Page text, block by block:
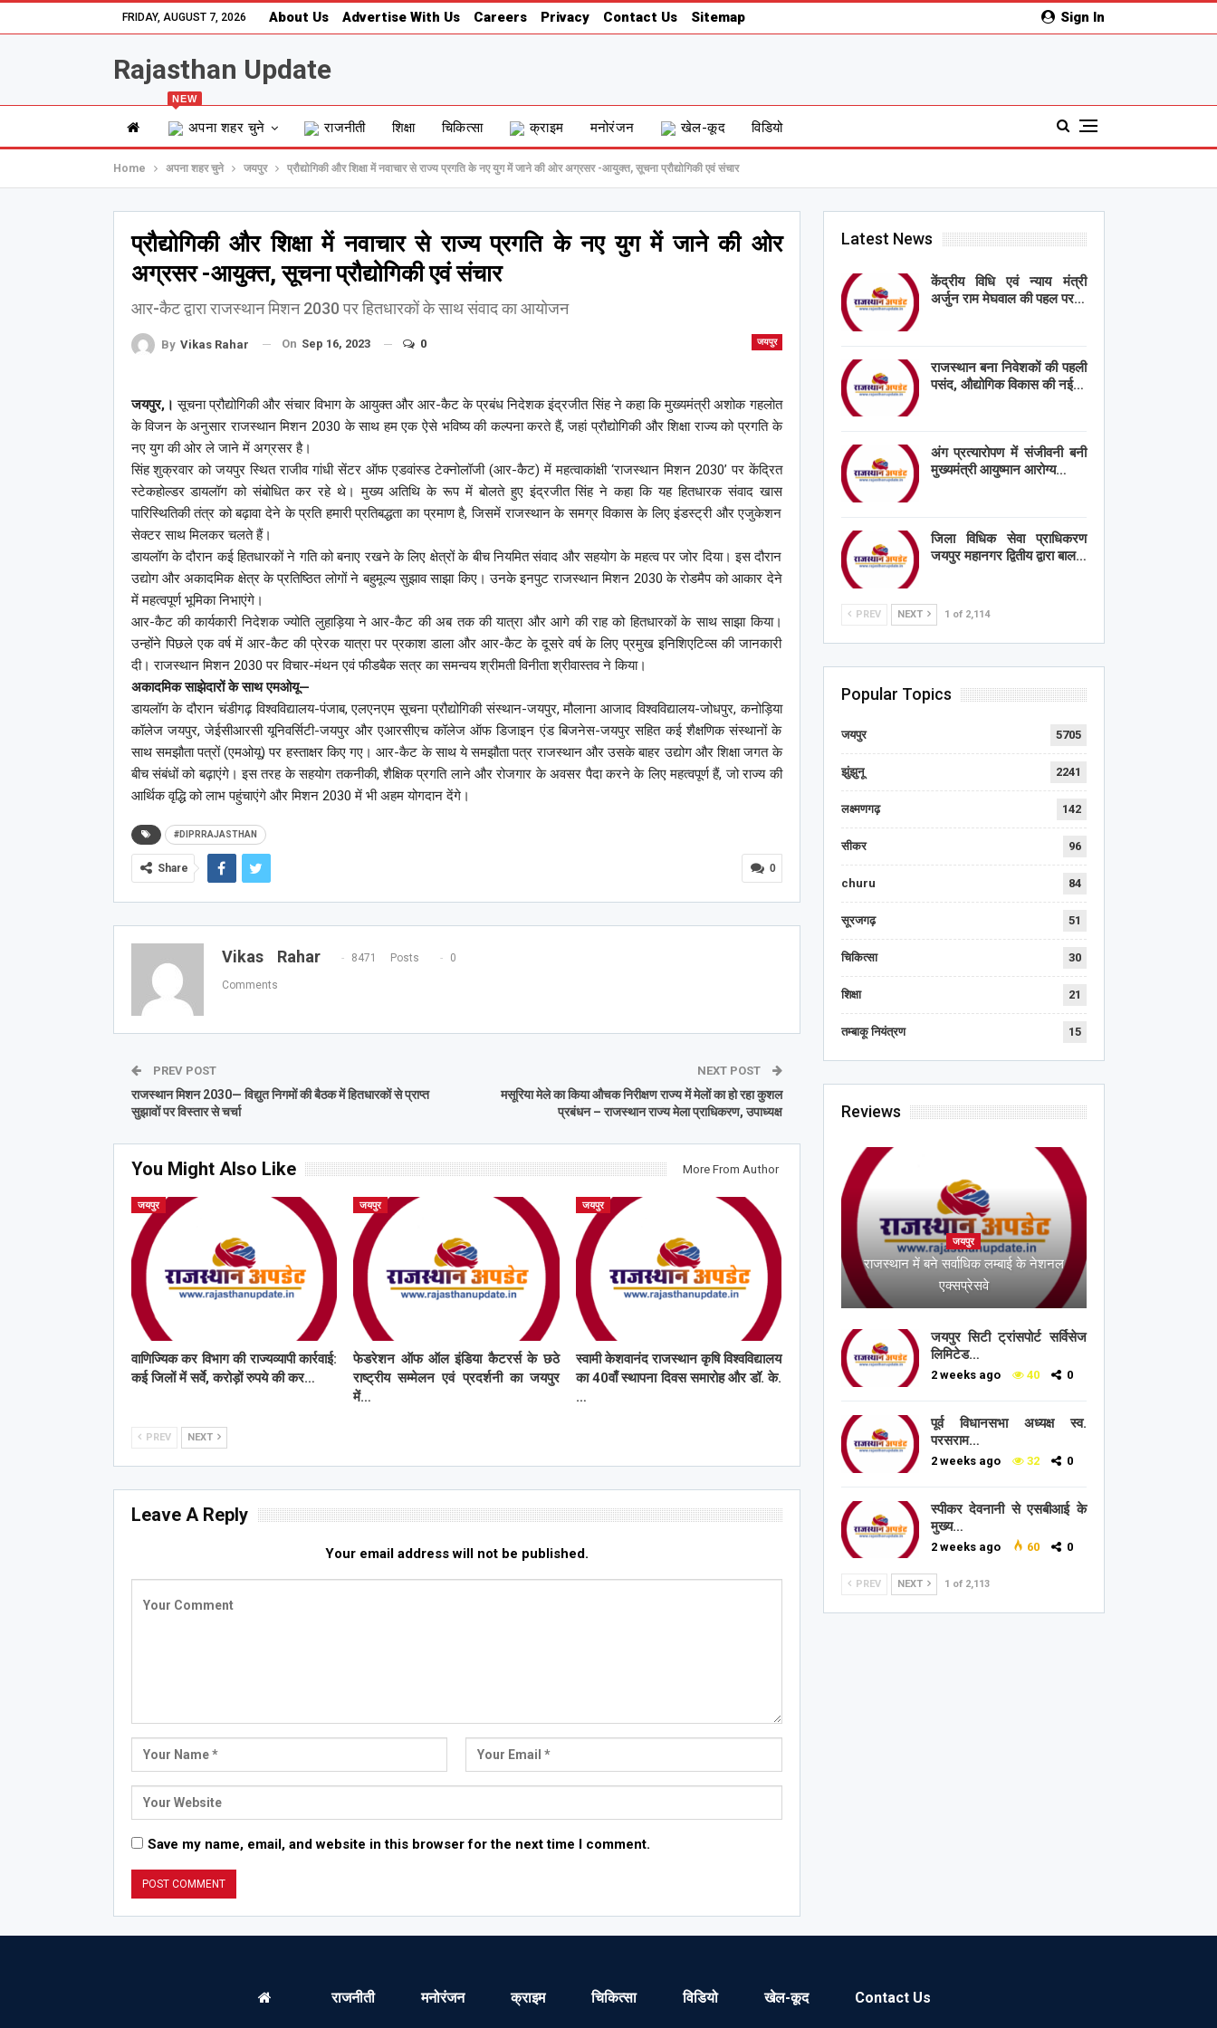
Sign In
FRIDAY, AUGUST 7, 2026 About Us Advertise With Us Careers Privacy Contact Us Sitemap
Rajasthan Update
अपना शहर चुने
NEW
राजनीती शिक्षा चिकित्सा क्राइम मनोरंजन खेल-कूद विडियो
Home अपना शहर चुने जयपुर प्रौद्योगिकी और शिक्षा में नवाचार से राज्य प्रगति के नए युग में जाने की ओर अग्रसर -आयुक्त, सूचना प्रौद्योगिकी एवं संचार
प्रौद्योगिकी और शिक्षा में नवाचार से राज्य प्रगति के नए युग में जाने की ओर
अग्रसर -आयुक्त, सूचना प्रौद्योगिकी एवं संचार
आर-कैट द्वारा राजस्थान मिशन 2030 पर हितधारकों के साथ संवाद का आयोजन
जयपुर
By Vikas Rahar On Sep 16, 2023 0
जयपुर,। सूचना प्रौद्योगिकी और संचार विभाग के आयुक्त और आर-कैट के प्रबंध निदेशक इंद्रजीत सिंह ने कहा कि मुख्यमंत्री अशोक गहलोत
के विजन के अनुसार राजस्थान मिशन 2030 के साथ हम एक ऐसे भविष्य की कल्पना करते हैं, जहां प्रौद्योगिकी और शिक्षा राज्य को प्रगति के
नए युग की ओर ले जाने में अग्रसर है।
सिंह शुक्रवार को जयपुर स्थित राजीव गांधी सेंटर ऑफ एडवांस्ड टेक्नोलॉजी (आर-कैट) में महत्वाकांक्षी ‘राजस्थान मिशन 2030’ पर केंद्रित
स्टेकहोल्डर डायलॉग को संबोधित कर रहे थे। मुख्य अतिथि के रूप में बोलते हुए इंद्रजीत सिंह ने कहा कि यह हितधारक संवाद खास
पारिस्थितिकी तंत्र को बढ़ावा देने के प्रति हमारी प्रतिबद्धता का प्रमाण है, जिसमें राजस्थान के समग्र विकास के लिए इंडस्ट्री और एजुकेशन
सेक्टर साथ मिलकर चलते हैं।
डायलॉग के दौरान कई हितधारकों ने गति को बनाए रखने के लिए क्षेत्रों के बीच नियमित संवाद और सहयोग के महत्व पर जोर दिया। इस दौरान
उद्योग और अकादमिक क्षेत्र के प्रतिष्ठित लोगों ने बहुमूल्य सुझाव साझा किए। उनके इनपुट राजस्थान मिशन 2030 के रोडमैप को आकार देने
में महत्वपूर्ण भूमिका निभाएंगे।
आर-कैट की कार्यकारी निदेशक ज्योति लुहाड़िया ने आर-कैट की अब तक की यात्रा और आगे की राह को हितधारकों के साथ साझा किया।
उन्होंने पिछले एक वर्ष में आर-कैट की प्रेरक यात्रा पर प्रकाश डाला और आर-कैट के दूसरे वर्ष के लिए प्रमुख इनिशिएटिव्स की जानकारी
दी। राजस्थान मिशन 2030 पर विचार-मंथन एवं फीडबैक सत्र का समन्वय श्रीमती विनीता श्रीवास्तव ने किया।
अकादमिक साझेदारों के साथ एमओयू—
डायलॉग के दौरान चंडीगढ़ विश्वविद्यालय-पंजाब, एलएनएम सूचना प्रौद्योगिकी संस्थान-जयपुर, मौलाना आजाद विश्वविद्यालय-जोधपुर, कनोड़िया
कॉलेज जयपुर, जेईसीआरसी यूनिवर्सिटी-जयपुर और एआरसीएच कॉलेज ऑफ डिजाइन एंड बिजनेस-जयपुर सहित कई शैक्षणिक संस्थानों के
साथ समझौता पत्रों (एमओयू) पर हस्ताक्षर किए गए। आर-कैट के साथ ये समझौता पत्र राजस्थान और उसके बाहर उद्योग और शिक्षा जगत के
बीच संबंधों को बढ़ाएंगे। इस तरह के सहयोग तकनीकी, शैक्षिक प्रगति लाने और रोजगार के अवसर पैदा करने के लिए महत्वपूर्ण हैं, जो राज्य की
आर्थिक वृद्धि को लाभ पहुंचाएंगे और मिशन 2030 में भी अहम योगदान देंगे।
#DIPRRAJASTHAN
0
Share
Vikas Rahar 8471 Posts 0
Comments
PREV POST
राजस्थान मिशन 2030— विद्युत निगमों की बैठक में हितधारकों से प्राप्त
सुझावों पर विस्तार से चर्चा
NEXT POST
मसूरिया मेले का किया औचक निरीक्षण राज्य में मेलों का हो रहा कुशल
प्रबंधन – राजस्थान राज्य मेला प्राधिकरण, उपाध्यक्ष
You Might Also Like More From Author
जयपुर
वाणिज्यिक कर विभाग की राज्यव्यापी कार्रवाई:
कई जिलों में सर्वे, करोड़ों रुपये की कर…
जयपुर
फेडरेशन ऑफ ऑल इंडिया कैटरर्स के छठे
राष्ट्रीय सम्मेलन एवं प्रदर्शनी का जयपुर
में…
जयपुर
स्वामी केशवानंद राजस्थान कृषि विश्वविद्यालय
का 40वाँ स्थापना दिवस समारोह और डॉ. के.
…
PREV NEXT
Leave A Reply
Your email address will not be published.
Save my name, email, and website in this browser for the next time I comment.
Latest News
केंद्रीय विधि एवं न्याय मंत्री
अर्जुन राम मेघवाल की पहल पर…
राजस्थान बना निवेशकों की पहली
पसंद, औद्योगिक विकास की नई…
अंग प्रत्यारोपण में संजीवनी बनी
मुख्यमंत्री आयुष्मान आरोग्य…
जिला विधिक सेवा प्राधिकरण
जयपुर महानगर द्वितीय द्वारा बाल…
PREV NEXT 1 of 2,114
Popular Topics
जयपुर 5705
झुंझुनू 2241
लक्ष्मणगढ़ 142
सीकर 96
churu 84
सूरजगढ़ 51
चिकित्सा 30
शिक्षा 21
तम्बाकू नियंत्रण 15
Reviews
जयपुर
राजस्थान में बने सर्वाधिक लम्बाई के नेशनल
एक्सप्रेसवे
जयपुर सिटी ट्रांसपोर्ट सर्विसेज
लिमिटेड…
2 weeks ago 40 0
पूर्व विधानसभा अध्यक्ष स्व.
परसराम…
2 weeks ago 32 0
स्पीकर देवनानी से एसबीआई के
मुख्य…
2 weeks ago 60 0
PREV NEXT 1 of 2,113
राजनीती मनोरंजन क्राइम चिकित्सा विडियो खेल-कूद Contact Us